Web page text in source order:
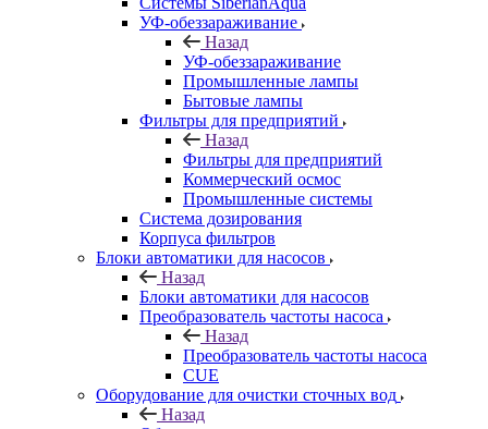
УФ-обеззараживание
Назад
УФ-обеззараживание
Промышленные лампы
Бытовые лампы
Фильтры для предприятий
Назад
Фильтры для предприятий
Коммерческий осмос
Промышленные системы
Система дозирования
Корпуса фильтров
Блоки автоматики для насосов
Назад
Блоки автоматики для насосов
Преобразователь частоты насоса
Назад
Преобразователь частоты насоса
CUE
Оборудование для очистки сточных вод
Назад